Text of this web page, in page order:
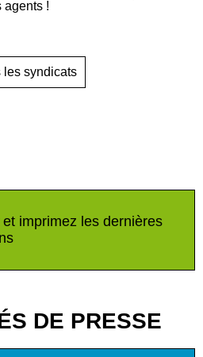
agents !
les syndicats
imprimez les dernières
DE PRESSE